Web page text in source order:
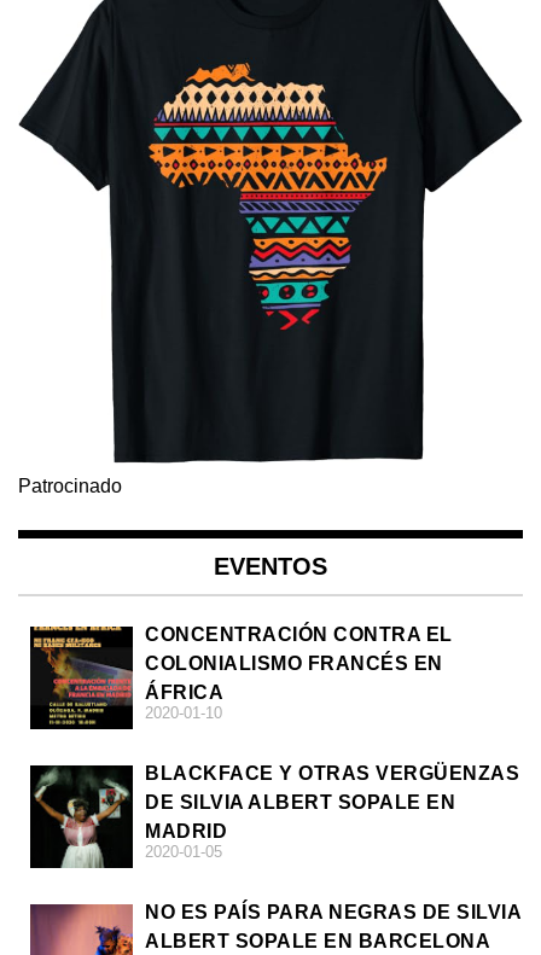
Patrocinado
EVENTOS
CONCENTRACIÓN CONTRA EL
COLONIALISMO FRANCÉS EN
ÁFRICA
2020-01-10
BLACKFACE Y OTRAS VERGÜENZAS
DE SILVIA ALBERT SOPALE EN
MADRID
2020-01-05
NO ES PAÍS PARA NEGRAS DE SILVIA
ALBERT SOPALE EN BARCELONA